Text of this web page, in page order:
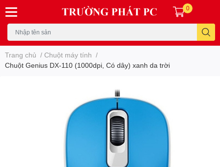
0
Trang chủ / Chuột máy tính /
Chuột Genius DX-110 (1000dpi, Có dây) xanh da trời